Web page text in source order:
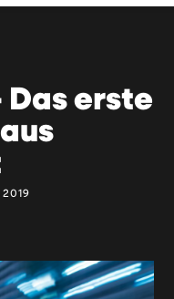
erste
2019